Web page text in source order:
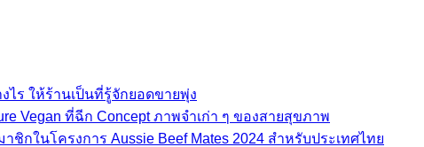
ไร ให้ร้านเป็นที่รู้จักยอดขายพุ่ง
Vegan ที่ฉีก Concept ภาพจำเก่า ๆ ของสายสุขภาพ
าชิกในโครงการ Aussie Beef Mates 2024 สำหรับประเทศไทย